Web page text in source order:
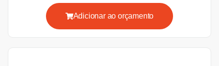
Adicionar ao orçamento